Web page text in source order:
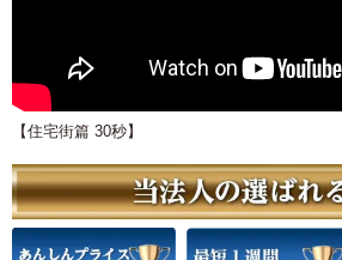
【住宅街篇 30秒】